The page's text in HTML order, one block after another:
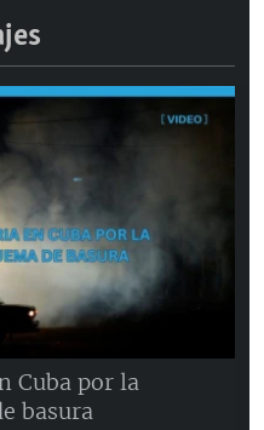
Cuba por la
basura